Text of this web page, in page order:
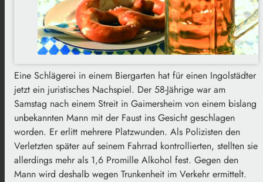
Eine Schlägerei in einem Biergarten hat für einen Ingolstädter
jetzt ein juristisches Nachspiel. Der 58-Jährige war am
Samstag nach einem Streit in Gaimersheim von einem bislang
unbekannten Mann mit der Faust ins Gesicht geschlagen
worden. Er erlitt mehrere Platzwunden. Als Polizisten den
Verletzten später auf seinem Fahrrad kontrollierten, stellten sie
allerdings mehr als 1,6 Promille Alkohol fest. Gegen den
Mann wird deshalb wegen Trunkenheit im Verkehr ermittelt.